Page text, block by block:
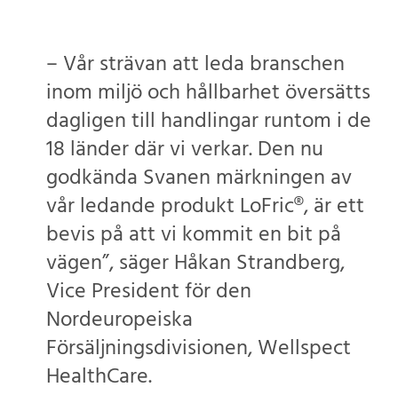
– Vår strävan att leda branschen
inom miljö och hållbarhet översätts
dagligen till handlingar runtom i de
18 länder där vi verkar. Den nu
godkända Svanen märkningen av
vår ledande produkt LoFric®, är ett
bevis på att vi kommit en bit på
vägen”, säger Håkan Strandberg,
Vice President för den
Nordeuropeiska
Försäljningsdivisionen, Wellspect
HealthCare.